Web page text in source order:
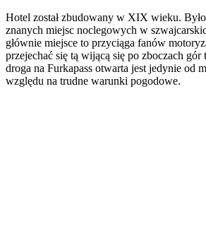
Hotel został zbudowany w XIX wieku.
znanych miejsc noclegowych w
głównie miejsce to przyciąga fanów
przejechać się tą wijącą się po zboczach gór
droga na Furkapass otwarta jest jedynie od
względu na trudne warunki pogodowe.